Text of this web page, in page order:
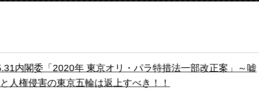
内閣委「2020年 東京オリ・パラ特措法一部改正案」～嘘
人権侵害の東京五輪は返上すべき！！